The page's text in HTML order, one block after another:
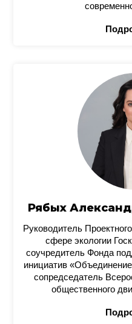
Рябых
Руководитель
сфере экологии
соучредитель Фонда
инициатив
сопредседатель
общественного